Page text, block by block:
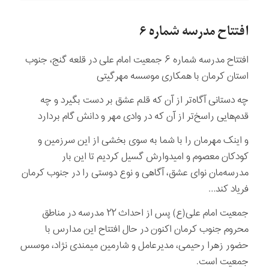
افتتاح مدرسه شماره ۶
افتتاح مدرسه شماره ۶ جمعیت امام علی در قلعه گنج، جنوب
استان کرمان با همکاری موسسه مهرگیتی
چه دستانی آگاه‌تر از آن که قلم عشق بر دست بگیرد و چه
قدم‌هایی راسخ‌تر از آن که در وادی مهر و دانش گام بردارد
و اینک مهرمان را با شما به سوی بخشی از این سرزمین و
کودکان معصوم و امیدوارش گسیل کردیم تا این بار
مدرسه‌مان نوای عشق، آگاهی و نوع دوستی را در جنوب کرمان
فریاد کند…
جمعیت امام علی(ع) پس از احداث ۲۲ مدرسه در مناطق
محروم جنوب کرمان اکنون در حال افتتاح این مدارس با
حضور زهرا رحیمی، مدیرعامل و شارمین میمندی نژاد، موسس
جمعیت است.